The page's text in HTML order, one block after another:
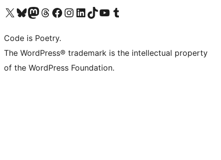
Visita il nostro account X (ex Twitter)
Visita il nostro account Bluesky
Visita il nostro account Mastodon
Visita il nostro account Threads
Visita la nostra pagina Facebook
Visita il nostro account Instagram
Visita il nostro account LinkedIn
Visita il nostro account TikTok
Visita il nostro canale YouTube
Visita il nostro account Tumblr
Code is Poetry.
The WordPress® trademark is the intellectual property
of the WordPress Foundation.